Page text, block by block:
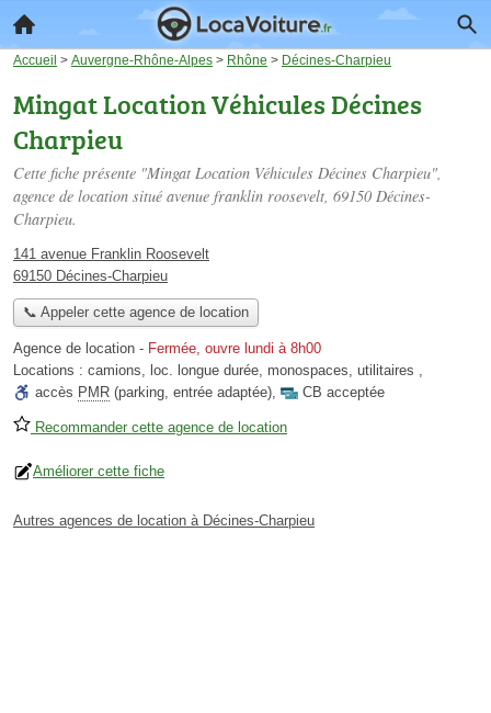
Accueil > Auvergne-Rhône-Alpes > Rhône > Décines-Charpieu
Mingat Location Véhicules Décines
Charpieu
Cette fiche présente "Mingat Location Véhicules Décines Charpieu",
agence de location situé avenue franklin roosevelt, 69150 Décines-
Charpieu.
141 avenue Franklin Roosevelt
69150 Décines-Charpieu
📞 Appeler cette agence de location
Agence de location - Fermée, ouvre lundi à 8h00
Locations : camions, loc. longue durée, monospaces, utilitaires ,
accès PMR (parking, entrée adaptée), CB acceptée
Recommander cette agence de location
Améliorer cette fiche
Autres agences de location à Décines-Charpieu